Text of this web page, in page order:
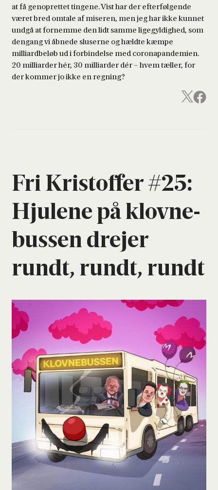
at få genoprettet tingene. Vist har der efterfølgende
været bred omtale af miseren, men jeg har ikke kunnet
undgå at fornemme den lidt samme ligegyldighed, som
dengang vi åbnede sluserne og hældte kæmpe
milliardbeløb ud i forbindelse med coronapandemien.
20 milliarder hér, 30 milliarder dér – hvem tæller, for
der kommer jo ikke en regning?
Fri Kri­stof­fer #25:
Hju­le­ne på klov­ne­
bus­sen dre­jer
rundt, rundt, rundt